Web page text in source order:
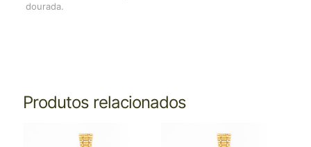
dourada.
Produtos relacionados